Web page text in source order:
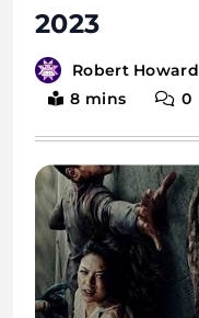
2023
Robert Howard
8 mins
0